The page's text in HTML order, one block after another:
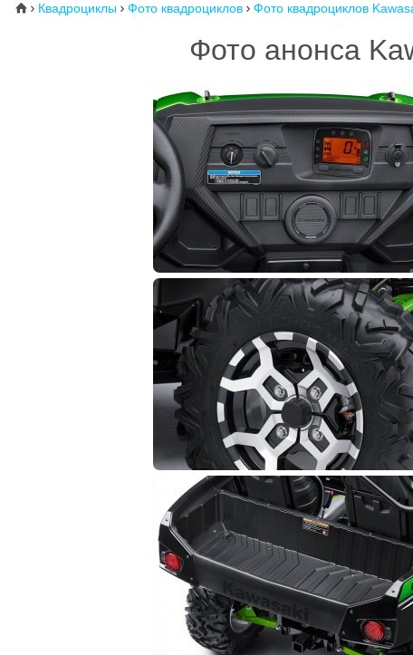
⌂  Квадроциклы  Фото квадроциклов  Фото квадроциклов
Фото анонса